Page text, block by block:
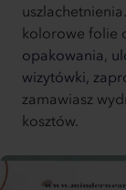
kolorowe folie
opakowania,
wizytówki,
zamawiasz
kosztów.